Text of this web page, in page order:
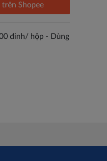
trên Shopee
đinh/ hộp - Dùng